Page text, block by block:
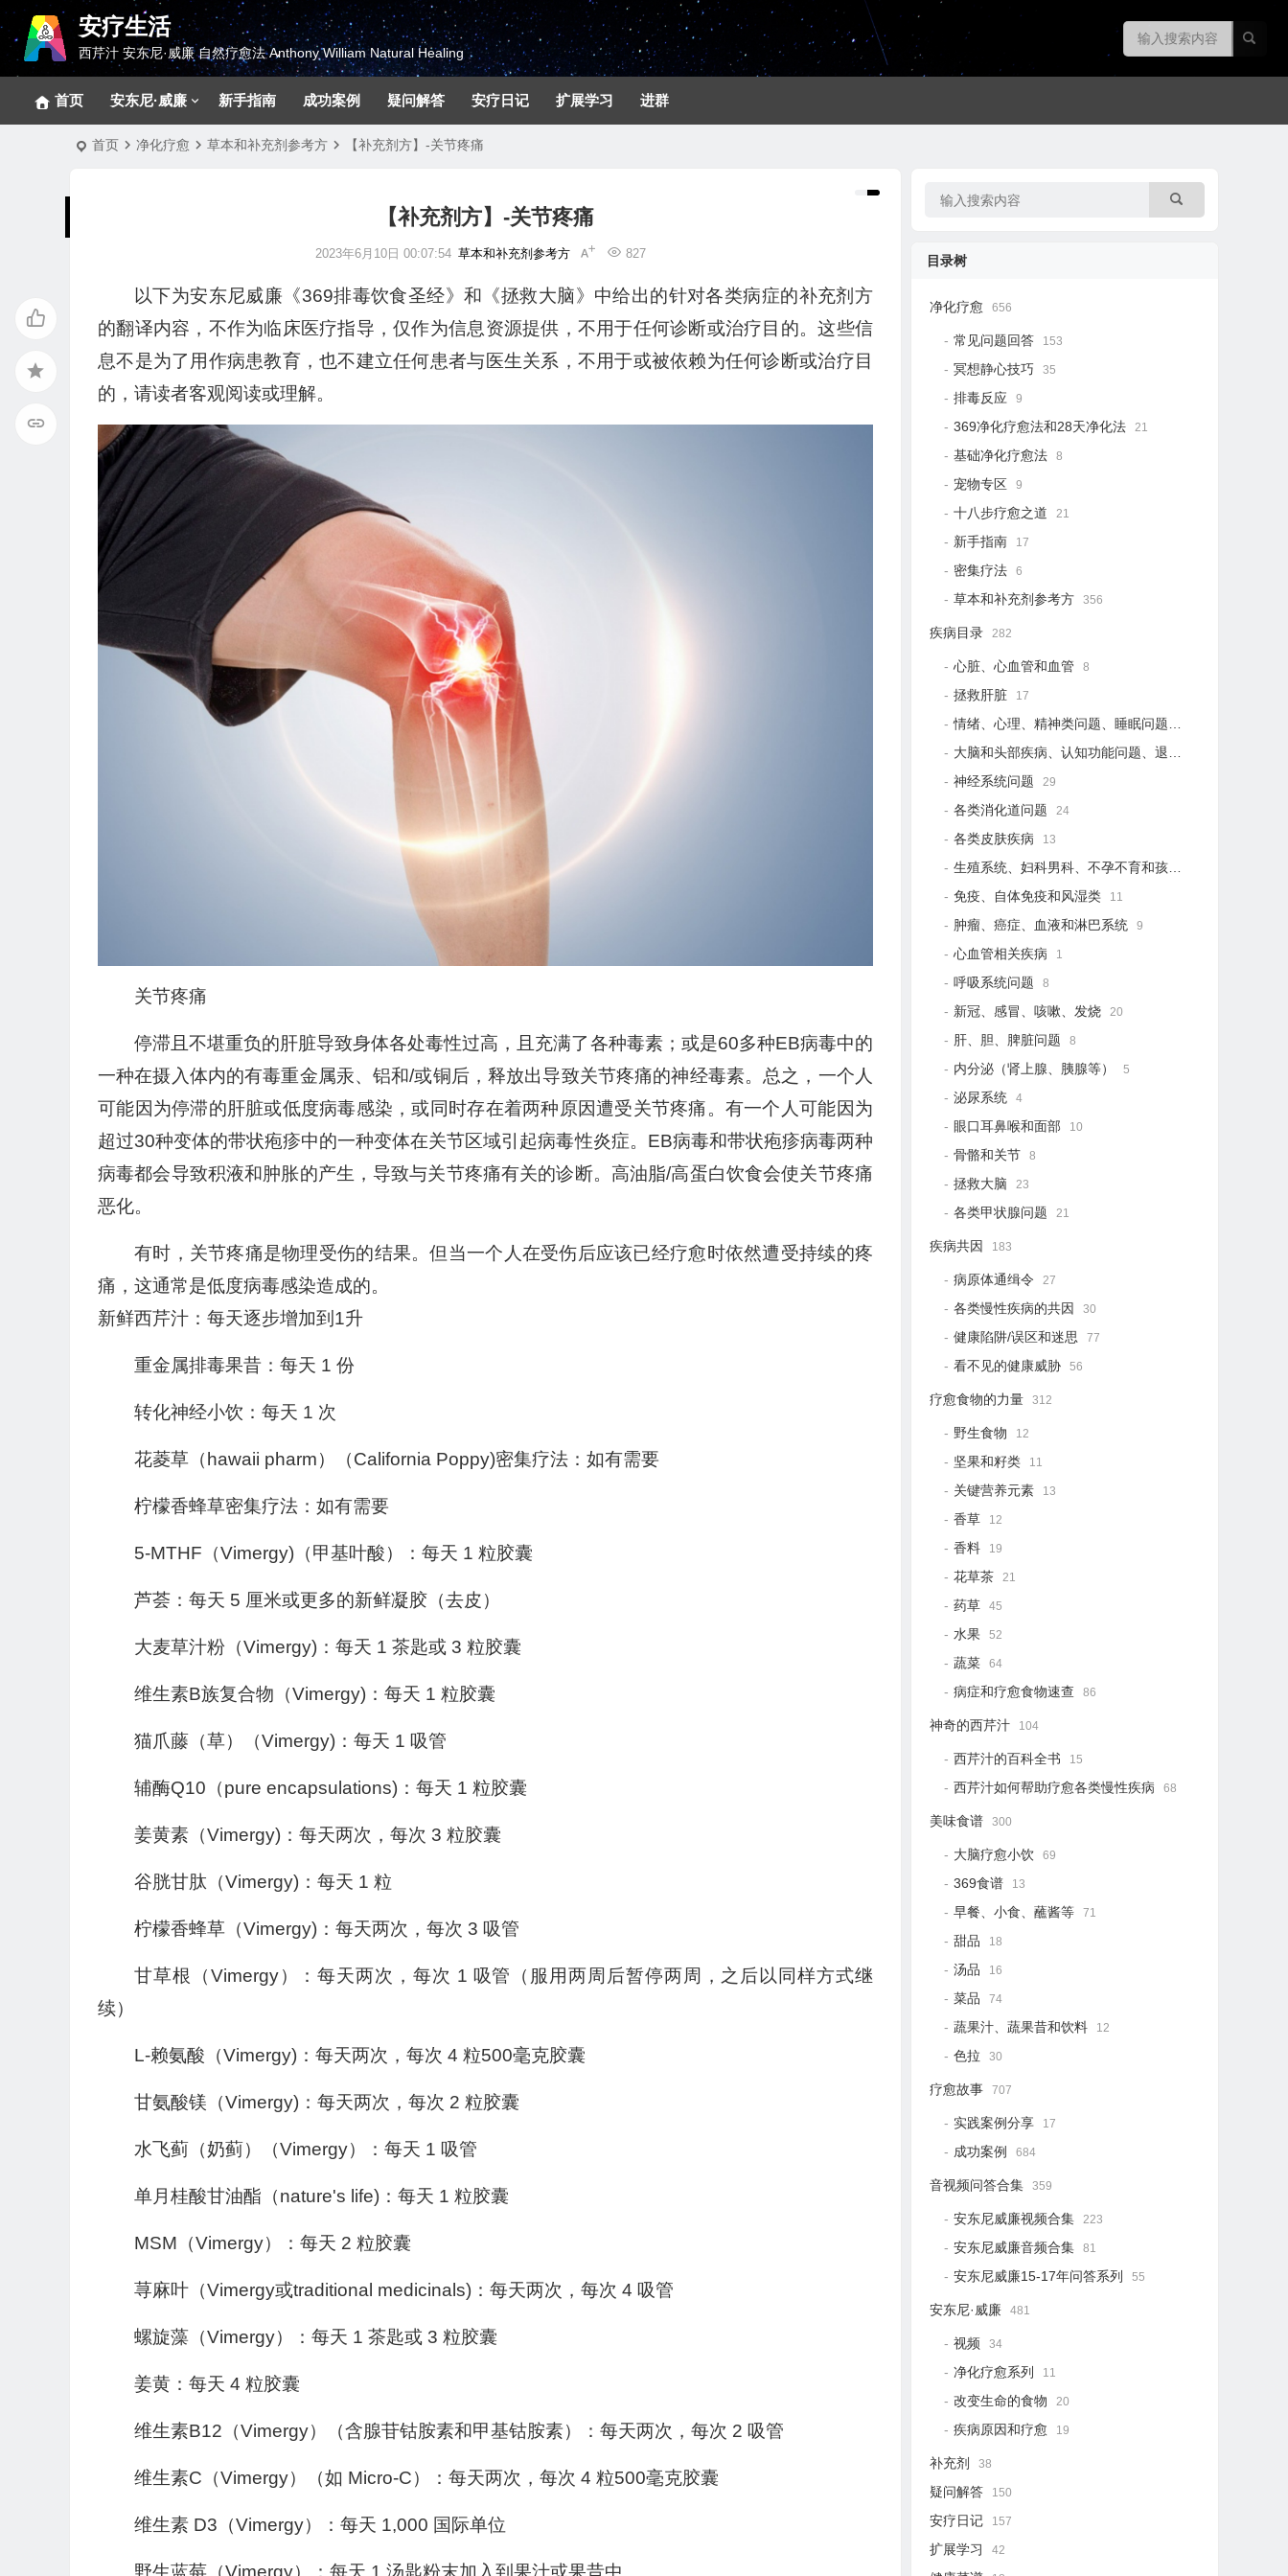
安疗生活
西芹汁 安东尼·威廉 自然疗愈法 Anthony William Natural Healing
首页 安东尼·威廉 新手指南 成功案例 疑问解答 安疗日记 扩展学习 进群
首页 净化疗愈 草本和补充剂参考方 【补充剂方】-关节疼痛
【补充剂方】-关节疼痛
2023年6月10日 00:07:54 草本和补充剂参考方 827
以下为安东尼威廉《369排毒饮食圣经》和《拯救大脑》中给出的针对各类病症的补充剂方
的翻译内容，不作为临床医疗指导，仅作为信息资源提供，不用于任何诊断或治疗目的。这些信
息不是为了用作病患教育，也不建立任何患者与医生关系，不用于或被依赖为任何诊断或治疗目
的，请读者客观阅读或理解。
关节疼痛
停滞且不堪重负的肝脏导致身体各处毒性过高，且充满了各种毒素；或是60多种EB病毒中的
一种在摄入体内的有毒重金属汞、铝和/或铜后，释放出导致关节疼痛的神经毒素。总之，一个人
可能因为停滞的肝脏或低度病毒感染，或同时存在着两种原因遭受关节疼痛。有一个人可能因为
超过30种变体的带状疱疹中的一种变体在关节区域引起病毒性炎症。EB病毒和带状疱疹病毒两种
病毒都会导致积液和肿胀的产生，导致与关节疼痛有关的诊断。高油脂/高蛋白饮食会使关节疼痛
恶化。
有时，关节疼痛是物理受伤的结果。但当一个人在受伤后应该已经疗愈时依然遭受持续的疼
痛，这通常是低度病毒感染造成的。
新鲜西芹汁：每天逐步增加到1升
重金属排毒果昔：每天 1 份
转化神经小饮：每天 1 次
花菱草（hawaii pharm）（California Poppy)密集疗法：如有需要
柠檬香蜂草密集疗法：如有需要
5-MTHF（Vimergy)（甲基叶酸）：每天 1 粒胶囊
芦荟：每天 5 厘米或更多的新鲜凝胶（去皮）
大麦草汁粉（Vimergy)：每天 1 茶匙或 3 粒胶囊
维生素B族复合物（Vimergy)：每天 1 粒胶囊
猫爪藤（草）（Vimergy)：每天 1 吸管
辅酶Q10（pure encapsulations)：每天 1 粒胶囊
姜黄素（Vimergy)：每天两次，每次 3 粒胶囊
谷胱甘肽（Vimergy)：每天 1 粒
柠檬香蜂草（Vimergy)：每天两次，每次 3 吸管
甘草根（Vimergy）：每天两次，每次 1 吸管（服用两周后暂停两周，之后以同样方式继
续）
L-赖氨酸（Vimergy)：每天两次，每次 4 粒500毫克胶囊
甘氨酸镁（Vimergy)：每天两次，每次 2 粒胶囊
水飞蓟（奶蓟）（Vimergy）：每天 1 吸管
单月桂酸甘油酯（nature's life)：每天 1 粒胶囊
MSM（Vimergy）：每天 2 粒胶囊
荨麻叶（Vimergy或traditional medicinals)：每天两次，每次 4 吸管
螺旋藻（Vimergy）：每天 1 茶匙或 3 粒胶囊
姜黄：每天 4 粒胶囊
维生素B12（Vimergy）（含腺苷钴胺素和甲基钴胺素）：每天两次，每次 2 吸管
维生素C（Vimergy）（如 Micro-C）：每天两次，每次 4 粒500毫克胶囊
维生素 D3（Vimergy）：每天 1,000 国际单位
野生蓝莓（Vimergy）：每天 1 汤匙粉末加入到果汁或果昔中
目录树
净化疗愈 656
常见问题回答 153
冥想静心技巧 35
排毒反应 9
369净化疗愈法和28天净化法 21
基础净化疗愈法 8
宠物专区 9
十八步疗愈之道 21
新手指南 17
密集疗法 6
草本和补充剂参考方 356
疾病目录 282
心脏、心血管和血管 8
拯救肝脏 17
情绪、心理、精神类问题、睡眠问题 19
大脑和头部疾病、认知功能问题、退行性疾病
神经系统问题 29
各类消化道问题 24
各类皮肤疾病 13
生殖系统、妇科男科、不孕不育和孩子健康
免疫、自体免疫和风湿类 11
肿瘤、癌症、血液和淋巴系统 9
心血管相关疾病 1
呼吸系统问题 8
新冠、感冒、咳嗽、发烧 20
肝、胆、脾脏问题 8
内分泌（肾上腺、胰腺等） 5
泌尿系统 4
眼口耳鼻喉和面部 10
骨骼和关节 8
拯救大脑 23
各类甲状腺问题 21
疾病共因 183
病原体通缉令 27
各类慢性疾病的共因 30
健康陷阱/误区和迷思 77
看不见的健康威胁 56
疗愈食物的力量 312
野生食物 12
坚果和籽类 11
关键营养元素 13
香草 12
香料 19
花草茶 21
药草 45
水果 52
蔬菜 64
病症和疗愈食物速查 86
神奇的西芹汁 104
西芹汁的百科全书 15
西芹汁如何帮助疗愈各类慢性疾病 68
美味食谱 300
大脑疗愈小饮 69
369食谱 13
早餐、小食、蘸酱等 71
甜品 18
汤品 16
菜品 74
蔬果汁、蔬果昔和饮料 12
色拉 30
疗愈故事 707
实践案例分享 17
成功案例 684
音视频问答合集 359
安东尼威廉视频合集 223
安东尼威廉音频合集 81
安东尼威廉15-17年问答系列 55
安东尼·威廉 481
视频 34
净化疗愈系列 11
改变生命的食物 20
疾病原因和疗愈 19
补充剂 38
疑问解答 150
安疗日记 157
扩展学习 42